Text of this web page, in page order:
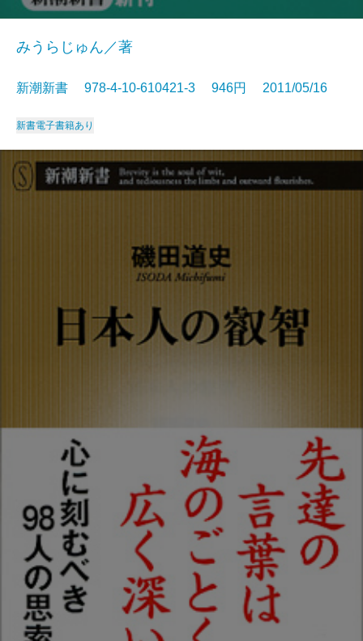
みうらじゅん／著
新潮新書 978-4-10-610421-3 946円 2011/05/16
新書電子書籍あり